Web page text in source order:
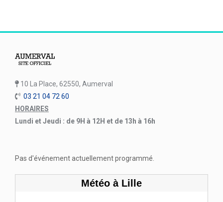
10 La Place, 62550, Aumerval
03 21 04 72 60
HORAIRES
Lundi et Jeudi : de 9H à 12H et de 13h à 16h
Pas d'événement actuellement programmé.
Météo à Lille